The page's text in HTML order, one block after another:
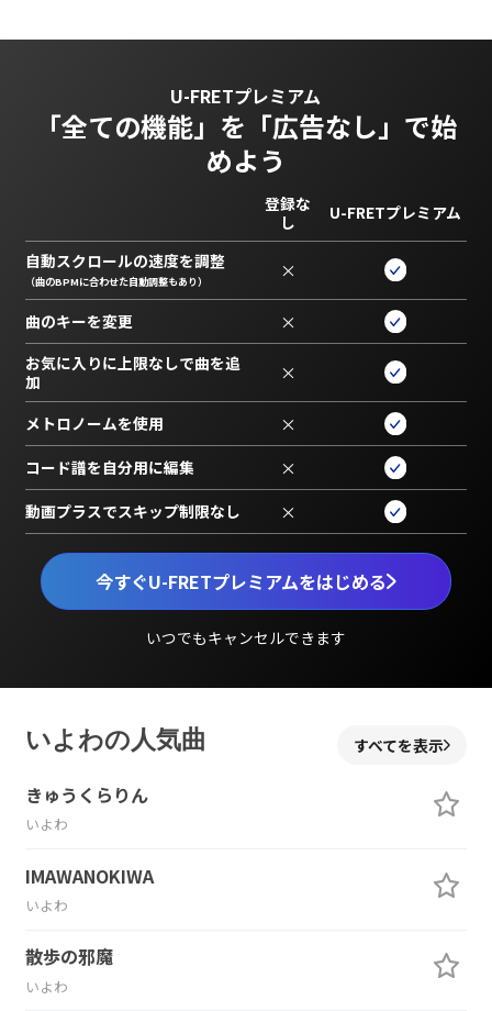
U-FRETプレミアム
「全ての機能」を 「広告なし」で始
めよう
今すぐU-FRETプレミアムをはじめる
いつでもキャンセルできます
登録な
し
U-FRETプレミアム
自動スクロールの速度を調整
（曲のBPMに合わせた自動調整もあり） ×
曲のキーを変更 ×
お気に入りに上限なしで曲を追
加
×
メトロノームを使用 ×
コード譜を自分用に編集 ×
動画プラスでスキップ制限なし ×
いよわの人気曲 すべてを表示
きゅうくらりん
いよわ
IMAWANOKIWA
いよわ
散歩の邪魔
いよわ